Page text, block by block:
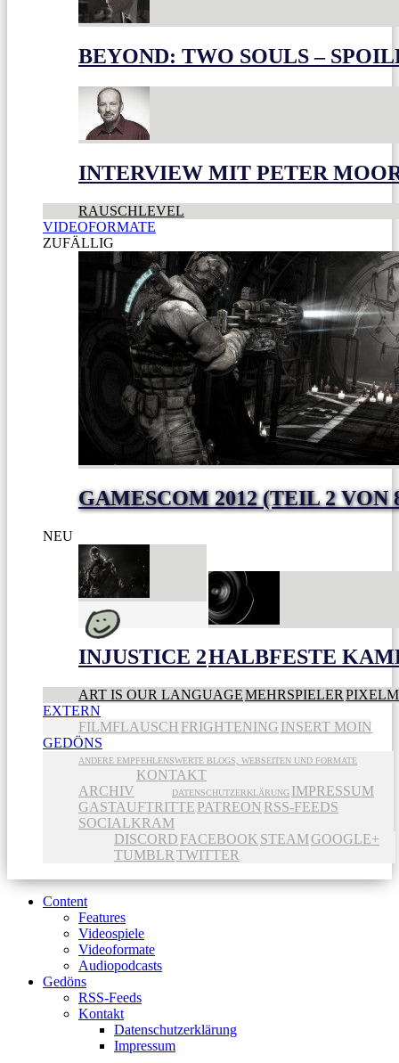
BEYOND: TWO SOULS –
INTERVIEW MIT PETER
RAUSCHLEVEL
VIDEOFORMATE
ZUFÄLLIG
GAMESCOM 2012 (TEIL 2 VON
NEU
INJUSTICE 2HALBFESTE
ART IS OUR LANGUAGEMEHRSPIELER
EXTERN
FILMFLAUSCH FRIGHTENING INSERT MOIN
GEDÖNS
ANDERE EMPFEHLENSWERTE BLOGS, WEBSEITEN UND FORMATE
ARCHIV
KONTAKT
DATENSCHUTZERKLÄRUNG IMPRESSUM
GASTAUFTRITTE PATREON RSS-FEEDS
SOCIALKRAM
DISCORD FACEBOOK STEAMGOOGLE+
TUMBLR TWITTER
Content
Features
Videospiele
Videoformate
Audiopodcasts
Gedöns
RSS-Feeds
Kontakt
Datenschutzerklärung
Impressum